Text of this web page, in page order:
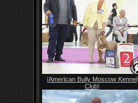
[American Bully Moscow Kennel
Club]